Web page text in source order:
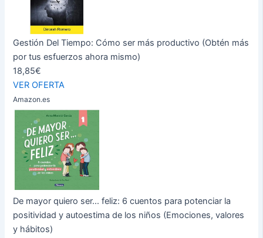
Gestión Del Tiempo: Cómo ser más productivo (Obtén más
por tus esfuerzos ahora mismo)
18,85€
VER OFERTA
Amazon.es
De mayor quiero ser... feliz: 6 cuentos para potenciar la
positividad y autoestima de los niños (Emociones, valores
y hábitos)